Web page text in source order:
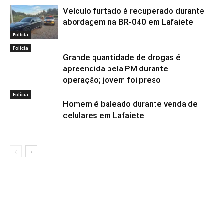
Polícia
Veículo furtado é recuperado durante
abordagem na BR-040 em Lafaiete
Polícia
Grande quantidade de drogas é
apreendida pela PM durante
operação; jovem foi preso
Polícia
Homem é baleado durante venda de
celulares em Lafaiete